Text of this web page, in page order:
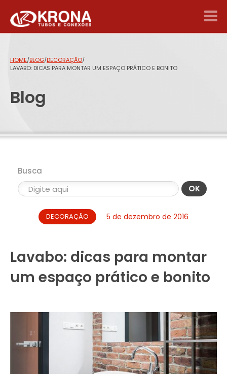
HOME/BLOG/DECORAÇÃO/
LAVABO: DICAS PARA MONTAR UM ESPAÇO PRÁTICO E BONITO
Blog
Busca
OK
DECORAÇÃO 5 de dezembro de 2016
Lavabo: dicas para montar
um espaço prático e bonito